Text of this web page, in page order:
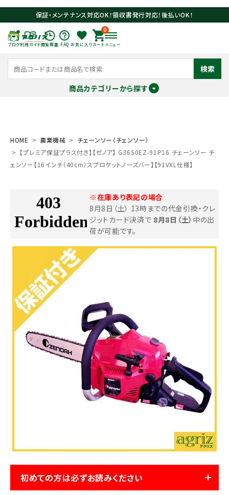
保証・メンテナンス対応OK！領収書発行対応！後払いOK！
ブログ利用ガイド閲覧履歴 FAQ お気に入り
0
カート メニュー
検索
商品カテゴリーから探す
search
閲覧履歴一覧
農業機械
農業資材
HOME 農業機械
チェーンソー（チェンソー）
【プレミア保証プラス付き】【ゼノア】 G3650EZ-91P16 チェーンソー チ
ェンソー【16インチ（40cm）スプロケットノーズバー】【91VXL仕様】
※在庫あり表記の場合
8月8日（土） 13時までの代金引換・クレ
ジットカード決済で 8月8日（土） 中の出
荷が可能です。
初めての方は必ずお読みください